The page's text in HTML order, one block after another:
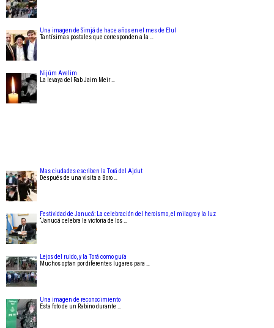
Una imagen de Simjá de hace años en el mes de Elul
Tantísimas postales que corresponden a la …
Nijúm Avelim
La levaya del Rab Jaim Meir …
Mas ciudades escriben la Torá del Ajdut
Después de una visita a Boro …
Festividad de Janucá: La celebración del heroísmo, el milagro y la luz
“Janucá celebra la victoria de los …
Lejos del ruido, y la Torá como guía
Muchos optan por diferentes lugares para …
Una imagen de reconocimiento
Esta foto de un Rabino durante …